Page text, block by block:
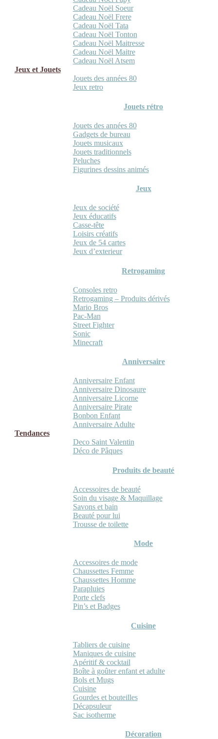
Cadeau Noël Soeur
Cadeau Noël Frere
Cadeau Noël Tata
Cadeau Noël Tonton
Cadeau Noël Maitresse
Cadeau Noël Maitre
Cadeau Noël Atsem
Jeux et Jouets
Jouets des années 80
Jeux retro
Jouets rétro
Jouets des années 80
Gadgets de bureau
Jouets musicaux
Jouets traditionnels
Peluches
Figurines dessins animés
Jeux
Jeux de société
Jeux éducatifs
Casse-tête
Loisirs créatifs
Jeux de 54 cartes
Jeux d’exterieur
Retrogaming
Consoles retro
Retrogaming – Produits dérivés
Mario Bros
Pac-Man
Street Fighter
Sonic
Minecraft
Anniversaire
Anniversaire Enfant
Anniversaire Dinosaure
Anniversaire Licorne
Anniversaire Pirate
Bonbon Enfant
Anniversaire Adulte
Tendances
Deco Saint Valentin
Déco de Pâques
Produits de beauté
Accessoires de beauté
Soin du visage & Maquillage
Savons et bain
Beauté pour lui
Trousse de toilette
Mode
Accessoires de mode
Chaussettes Femme
Chaussettes Homme
Parapluies
Porte clefs
Pin’s et Badges
Cuisine
Tabliers de cuisine
Maniques de cuisine
Apéritif & cocktail
Boîte à goûter enfant et adulte
Bols et Mugs
Cuisine
Gourdes et bouteilles
Décapsuleur
Sac isotherme
Décoration